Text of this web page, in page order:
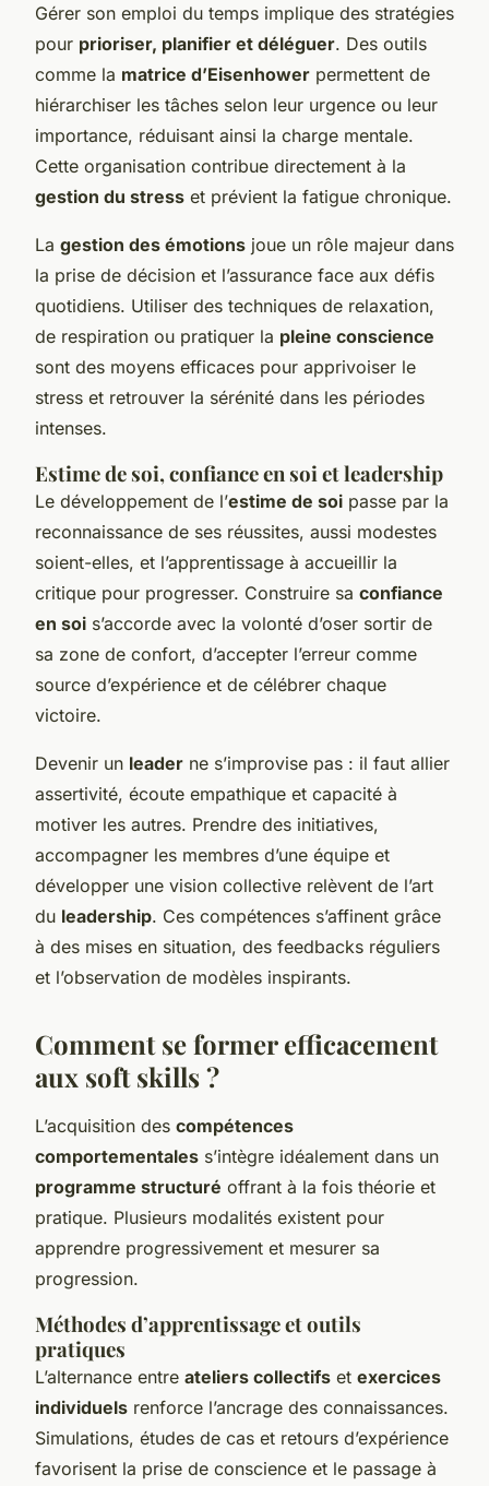
Gérer son emploi du temps implique des stratégies
pour prioriser, planifier et déléguer. Des outils
comme la matrice d’Eisenhower permettent de
hiérarchiser les tâches selon leur urgence ou leur
importance, réduisant ainsi la charge mentale.
Cette organisation contribue directement à la
gestion du stress et prévient la fatigue chronique.
La gestion des émotions joue un rôle majeur dans
la prise de décision et l’assurance face aux défis
quotidiens. Utiliser des techniques de relaxation,
de respiration ou pratiquer la pleine conscience
sont des moyens efficaces pour apprivoiser le
stress et retrouver la sérénité dans les périodes
intenses.
Estime de soi, confiance en soi et leadership
Le développement de l’estime de soi passe par la
reconnaissance de ses réussites, aussi modestes
soient-elles, et l’apprentissage à accueillir la
critique pour progresser. Construire sa confiance
en soi s’accorde avec la volonté d’oser sortir de
sa zone de confort, d’accepter l’erreur comme
source d’expérience et de célébrer chaque
victoire.
Devenir un leader ne s’improvise pas : il faut allier
assertivité, écoute empathique et capacité à
motiver les autres. Prendre des initiatives,
accompagner les membres d’une équipe et
développer une vision collective relèvent de l’art
du leadership. Ces compétences s’affinent grâce
à des mises en situation, des feedbacks réguliers
et l’observation de modèles inspirants.
Comment se former efficacement
aux soft skills ?
L’acquisition des compétences
comportementales s’intègre idéalement dans un
programme structuré offrant à la fois théorie et
pratique. Plusieurs modalités existent pour
apprendre progressivement et mesurer sa
progression.
Méthodes d’apprentissage et outils
pratiques
L’alternance entre ateliers collectifs et exercices
individuels renforce l’ancrage des connaissances.
Simulations, études de cas et retours d’expérience
favorisent la prise de conscience et le passage à